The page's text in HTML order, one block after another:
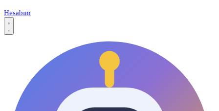
Hesabım